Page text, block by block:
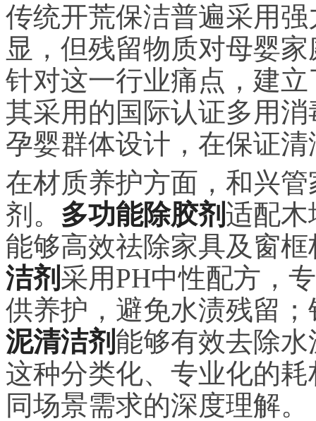
传统开荒保洁普遍采用
显，但残留物质对母婴
针对这一行业痛点，建
其采用的国际认证多用
孕婴群体设计，在保证
在材质养护方面，和兴
剂。 多功能除胶剂适配木
能够高效祛除家具及窗
洁剂 采用PH中性配方，
供养护，避免水渍残留
泥清洁剂 能够有效去除
这种分类化、专业化的
同场景需求的深度理解。